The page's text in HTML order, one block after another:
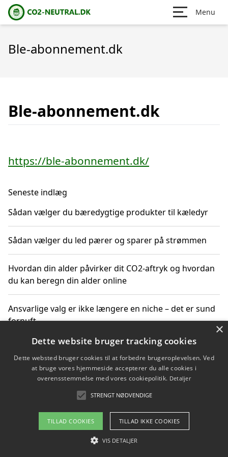
Menu
Ble-abonnement.dk
Ble-abonnement.dk
https://ble-abonnement.dk/
Seneste indlæg
Sådan vælger du bæredygtige produkter til kæledyr
Sådan vælger du led pærer og sparer på strømmen
Hvordan din alder påvirker dit CO2-aftryk og hvordan
du kan beregn din alder online
Ansvarlige valg er ikke længere en niche – det er sund
fornuft
Sådan kan du handle bæredygtigt og bestil med
faktura
Om / kontakt
Blog Betingelser
×
Dette website bruger tracking cookies
Dette websted bruger cookies til at forbedre brugeroplevelsen. Ved
at bruge vores hjemmeside accepterer du alle cookies i
overensstemmelse med vores cookiepolitik. Detaljer
STRENGT NØDVENDIGE
TILLAD COOKIES TILLAD IKKE COOKIES
VIS DETALJER